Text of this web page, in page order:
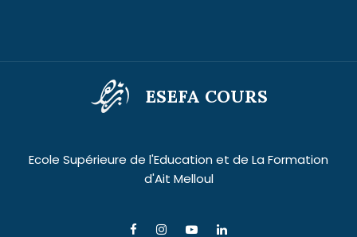
ESEFA COURS
Ecole Supérieure de l'Education et de La Formation
d'Ait Melloul